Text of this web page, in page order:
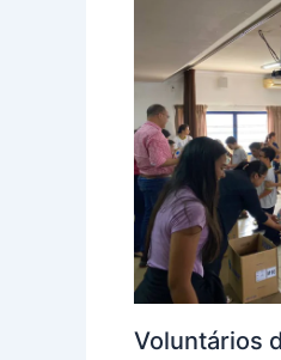
Voluntários